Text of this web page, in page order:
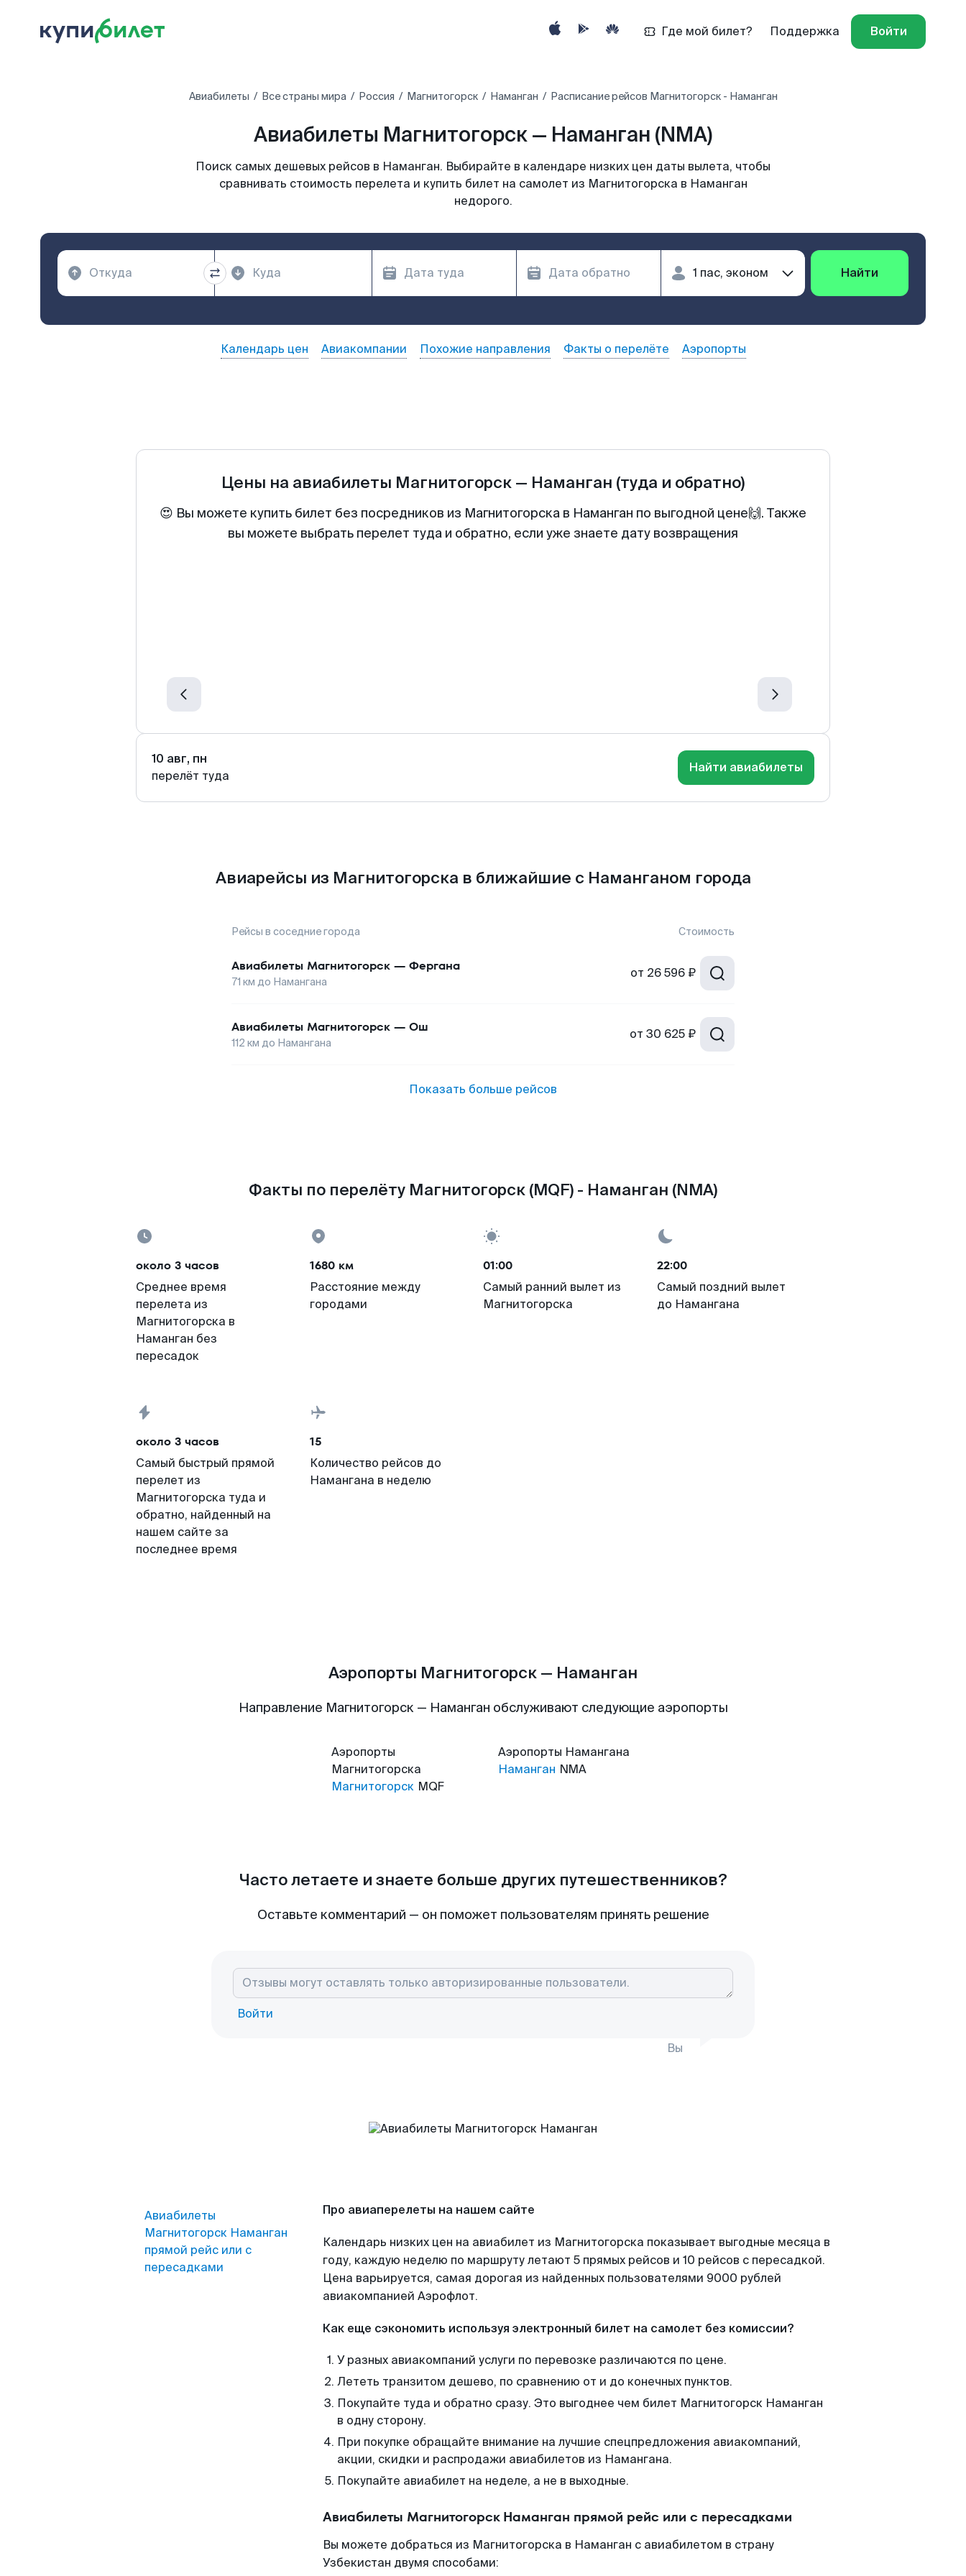
Где мой билет? Поддержка Войти
Авиабилеты Все страны мира Россия Магнитогорск Наманган Расписание рейсов Магнитогорск - Наманган
Авиабилеты Магнитогорск — Наманган (NMA)
Поиск самых дешевых рейсов в Наманган. Выбирайте в календаре низких цен даты вылета, чтобы
сравнивать стоимость перелета и купить билет на самолет из Магнитогорска в Наманган
недорого.
Найти
Календарь цен Авиакомпании Похожие направления Факты о перелёте Аэропорты
Цены на авиабилеты Магнитогорск — Наманган (туда и обратно)
😍 Вы можете купить билет без посредников из Магнитогорска в Наманган по выгодной цене🙌. Также
вы можете выбрать перелет туда и обратно, если уже знаете дату возвращения
10 авг, пн
перелёт туда
Найти авиабилеты
Авиарейсы из Магнитогорска в ближайшие с Наманганом города
Рейсы в соседние города Стоимость
Авиабилеты Магнитогорск — Фергана
71 км до Намангана
от 26 596 ₽
Авиабилеты Магнитогорск — Ош
112 км до Намангана
от 30 625 ₽
Показать больше рейсов
Факты по перелёту Магнитогорск (MQF) - Наманган (NMA)
около 3 часов
Среднее время
перелета из
Магнитогорска в
Наманган без
пересадок
1680 км
Расстояние между
городами
01:00
Самый ранний вылет из
Магнитогорска
22:00
Самый поздний вылет
до Намангана
около 3 часов
Самый быстрый прямой
перелет из
Магнитогорска туда и
обратно, найденный на
нашем сайте за
последнее время
15
Количество рейсов до
Намангана в неделю
Аэропорты Магнитогорск — Наманган
Направление Магнитогорск — Наманган обслуживают следующие аэропорты
Аэропорты
Магнитогорска
Магнитогорск MQF
Аэропорты Намангана
Наманган NMA
Часто летаете и знаете больше других путешественников?
Оставьте комментарий — он поможет пользователям принять решение
Войти
Вы
Авиабилеты
Магнитогорск Наманган
прямой рейс или с
пересадками
Про авиаперелеты на нашем сайте
Календарь низких цен на авиабилет из Магнитогорска показывает выгодные месяца в
году, каждую неделю по маршруту летают 5 прямых рейсов и 10 рейсов с пересадкой.
Цена варьируется, самая дорогая из найденных пользователями 9000 рублей
авиакомпанией Аэрофлот.
Как еще сэкономить используя электронный билет на самолет без комиссии?
У разных авиакомпаний услуги по перевозке различаются по цене.
Лететь транзитом дешево, по сравнению от и до конечных пунктов.
Покупайте туда и обратно сразу. Это выгоднее чем билет Магнитогорск Наманган
в одну сторону.
При покупке обращайте внимание на лучшие спецпредложения авиакомпаний,
акции, скидки и распродажи авиабилетов из Намангана.
Покупайте авиабилет на неделе, а не в выходные.
Авиабилеты Магнитогорск Наманган прямой рейс или с пересадками
Вы можете добраться из Магнитогорска в Наманган с авиабилетом в страну
Узбекистан двумя способами: